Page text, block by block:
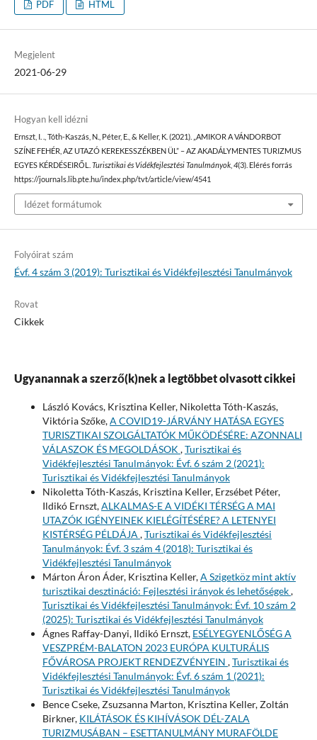
PDF HTML
Megjelent
2021-06-29
Hogyan kell idézni
Ernszt, I. ., Tóth-Kaszás, N., Péter, E., & Keller, K. (2021). „AMIKOR A VÁNDORBOT
SZÍNE FEHÉR, AZ UTAZÓ KEREKESSZÉKBEN ÜL” – AZ AKADÁLYMENTES TURIZMUS
EGYES KÉRDÉSEIRŐL. Turisztikai és Vidékfejlesztési Tanulmányok, 4(3). Elérés forrás
https://journals.lib.pte.hu/index.php/tvt/article/view/4541
Idézet formátumok
Folyóirat szám
Évf. 4 szám 3 (2019): Turisztikai és Vidékfejlesztési Tanulmányok
Rovat
Cikkek
Ugyanannak a szerző(k)nek a legtöbbet olvasott cikkei
László Kovács, Krisztina Keller, Nikoletta Tóth-Kaszás,
Viktória Szőke,A COVID19-JÁRVÁNY HATÁSA EGYES
TURISZTIKAI SZOLGÁLTATÓK MŰKÖDÉSÉRE: AZONNALI
VÁLASZOK ÉS MEGOLDÁSOK ,Turisztikai és
Vidékfejlesztési Tanulmányok: Évf. 6 szám 2 (2021):
Turisztikai és Vidékfejlesztési Tanulmányok
Nikoletta Tóth-Kaszás, Krisztina Keller, Erzsébet Péter,
Ildikó Ernszt,ALKALMAS-E A VIDÉKI TÉRSÉG A MAI
UTAZÓK IGÉNYEINEK KIELÉGÍTÉSÉRE? A LETENYEI
KISTÉRSÉG PÉLDÁJA ,Turisztikai és Vidékfejlesztési
Tanulmányok: Évf. 3 szám 4 (2018): Turisztikai és
Vidékfejlesztési Tanulmányok
Márton Áron Áder, Krisztina Keller,A Szigetköz mint aktív
turisztikai desztináció: Fejlesztési irányok és lehetőségek,
Turisztikai és Vidékfejlesztési Tanulmányok: Évf. 10 szám 2
(2025): Turisztikai és Vidékfejlesztési Tanulmányok
Ágnes Raffay-Danyi, Ildikó Ernszt, ESÉLYEGYENLŐSÉG A
VESZPRÉM-BALATON 2023 EURÓPA KULTURÁLIS
FŐVÁROSA PROJEKT RENDEZVÉNYEIN ,Turisztikai és
Vidékfejlesztési Tanulmányok: Évf. 6 szám 1 (2021):
Turisztikai és Vidékfejlesztési Tanulmányok
Bence Cseke, Zsuzsanna Marton, Krisztina Keller, Zoltán
Birkner, KILÁTÁSOK ÉS KIHÍVÁSOK DÉL-ZALA
TURIZMUSÁBAN – ESETTANULMÁNY MURAFÖLDE